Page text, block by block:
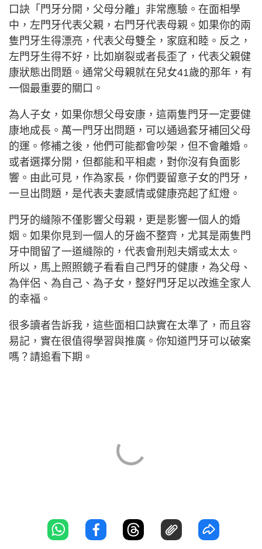
口訣「門牙分開，父母分離」非常應驗。在面相學
中，左門牙代表父親，右門牙代表母親。如果你的兩
隻門牙生得漂亮，代表父母雙全，家庭和睦。反之，
左門牙生得不好，比如崩裂或者長歪了，代表父親健
康狀態出問題。通常父母親就在兒女41歲的那年，有
一個最重要的關口。
為人子女，如果你想父母安康，這兩隻門牙一定要健
康地成長。萬一門牙出問題，可以通過套牙補回父母
的運。修補之後，他們可能都會吵架，但不會離婚。
或者選擇分開，但都能和平相處，對你沒有負面影
響。由此可見，作為家長，你們要留意子女的門牙，
一旦出問題，是代表夫妻感情或健康亮起了紅燈。
門牙的縫隙不僅影響父母親，更是影響一個人的婚
姻。如果你見到一個人的牙齒不整齊，尤其是兩隻門
牙中間留了一道縫隙的，代表會刑剋夫婿或太太。
所以，馬上照照鏡子看看自己門牙的健康，為父母、
為伴侶、為自己、為子女，整好門牙足以改進全家人
的幸福。
很多讀者告訴我，這些面相口訣實在太準了，而且容
易記，實在很值得學習與推廣。你知道門牙可以破案
嗎？請追看下期。